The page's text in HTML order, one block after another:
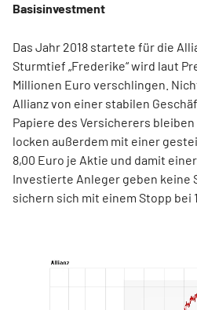
Basisinvestment
Das Jahr 2018 startete für die
Sturmtief „Frederike“ wird laut
Millionen Euro verschlingen.
Allianz von einer stabilen
Papiere des Versicherers
locken außerdem mit einer
8,00 Euro je Aktie und damit
Investierte Anleger geben keine
sichern sich mit einem Stopp bei